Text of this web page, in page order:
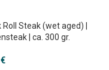
Roll Steak (wet aged) |
| ca. 300 gr.
€